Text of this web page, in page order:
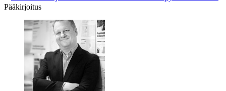
Pääkirjoitus